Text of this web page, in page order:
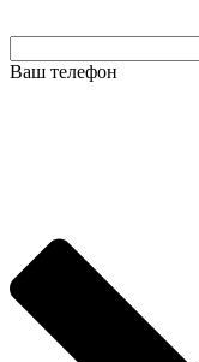
Ваш телефон